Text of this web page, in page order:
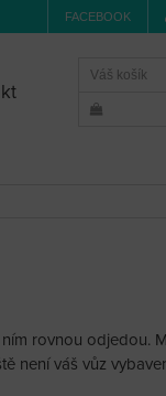
FACEBOOK
Váš košík
rovnou odjedou.
není váš vůz